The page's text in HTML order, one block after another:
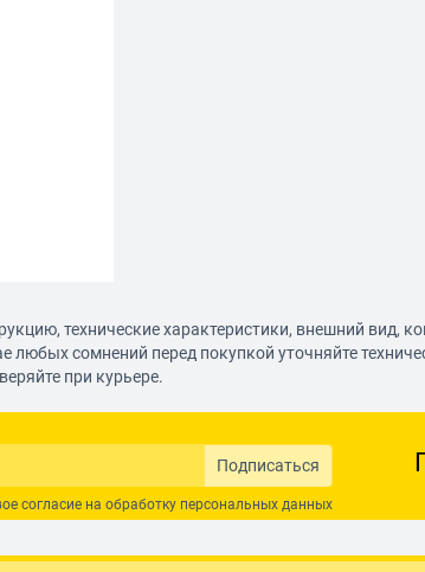
технические характеристики, внешний вид,
любых сомнений перед покупкой уточняйте
при курьере.
Подписаться
согласие на обработку персональных данных